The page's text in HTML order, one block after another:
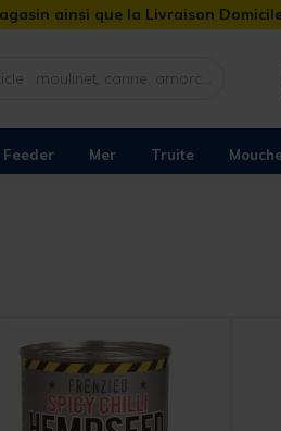
ainsi que la Livraison
Feeder Mer Truite